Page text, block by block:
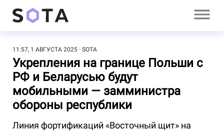
11:57, 1 АВГУСТА 2025 SOTA
Укрепления на границе Польши с
РФ и Беларусью будут
мобильными — замминистра
обороны республики
Линия фортификаций «Восточный щит» на